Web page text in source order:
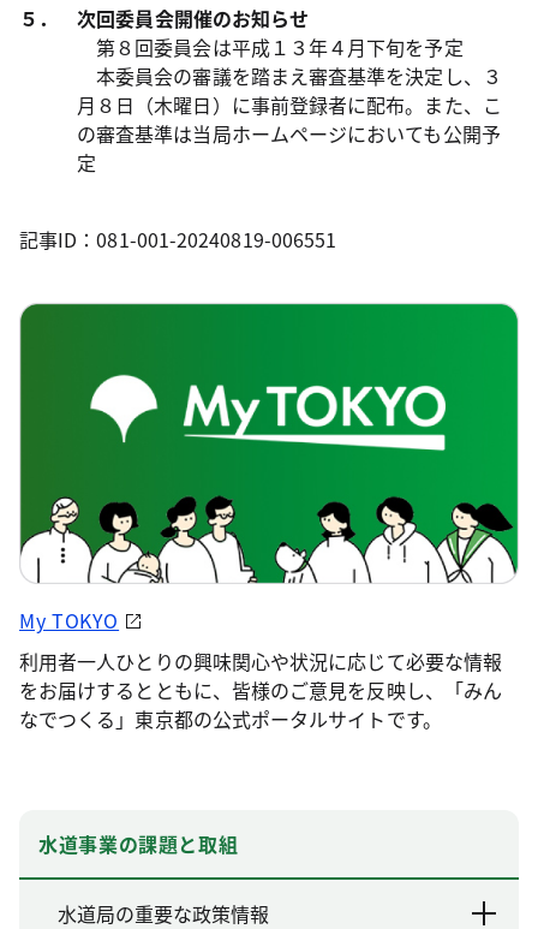
５． 次回委員会開催のお知らせ
第８回委員会は平成１３年４月下旬を予定
本委員会の審議を踏まえ審査基準を決定し、３
月８日（木曜日）に事前登録者に配布。また、こ
の審査基準は当局ホームページにおいても公開予
定
記事ID：081-001-20240819-006551
My TOKYO
利用者一人ひとりの興味関心や状況に応じて必要な情報
をお届けするとともに、皆様のご意見を反映し、「みん
なでつくる」東京都の公式ポータルサイトです。
水道事業の課題と取組
水道局の重要な政策情報